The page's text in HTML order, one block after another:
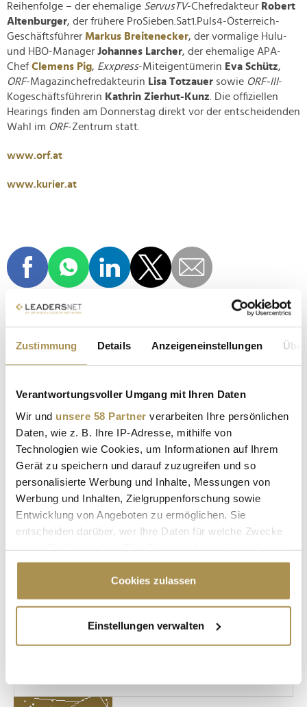
Zustimmung Details Anzeigeneinstellungen
Verantwortungsvoller Umgang mit Ihren Daten
Wir und unsere 58 Partner verarbeiten Ihre persönlichen
Daten, wie z. B. Ihre IP-Adresse, mithilfe von
Technologien wie Cookies, um Informationen auf Ihrem
Gerät zu speichern und darauf zuzugreifen und so
personalisierte Werbung und Inhalte, Messungen von
Werbung und Inhalten, Zielgruppenforschung sowie
Entwicklung von Angeboten zu ermöglichen. Sie
entscheiden darüber, wer Ihre Daten für welche Zwecke
Cookie-Erklärung oder durch Klicken auf das Privacy
Trigger Symbol ändern oder widerrufen
Informationen über Ihre geografische Lage
erfassen, welche bis auf einige Meter genau sein
bestimmten Merkmalen (Fingerprinting) identifizieren
Cookies zulassen
Einstellungen verwalten
Reihenfolge – der ehemalige ServusTV-Chefredakteur Robert
Altenburger, der frühere ProSieben.Sat1.Puls4-Österreich-
Geschäftsführer Markus Breitenecker, der vormalige Hulu-
und HBO-Manager Johannes Larcher, der ehemalige APA-
Chef Clemens Pig, Exxpress-Miteigentümerin Eva Schütz,
ORF-Magazinchefredakteurin Lisa Totzauer sowie ORF-III-
Kogeschäftsführerin Kathrin Zierhut-Kunz . Die offiziellen
Hearings finden am Donnerstag direkt vor der entscheidenden
Wahl im ORF-Zentrum statt.
www.orf.at
www.kurier.at
Kommentar veröffentlichen
Autor: *
Kommentar:*